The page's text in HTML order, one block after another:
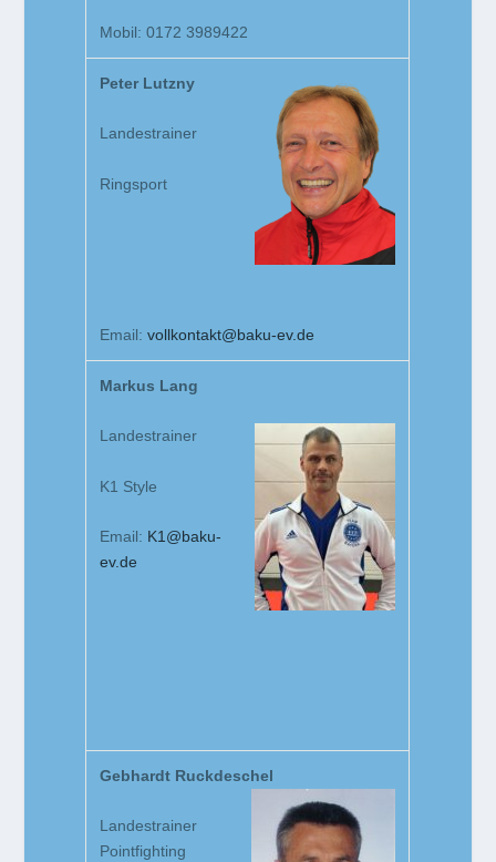
Mobil: 0172 3989422
Peter Lutzny
Landestrainer
Ringsport
Email:vollkontakt@baku-ev.de
Markus Lang
Landestrainer
K1 Style
Email: K1@baku-
ev.de
Gebhardt Ruckdeschel
Landestrainer
Pointfighting